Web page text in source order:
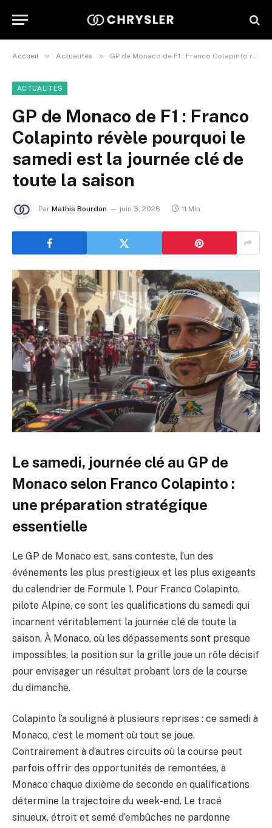
Accueil » Actualités » GP de Monaco de F1 : Franco Colapinto révèle pourquoi le samedi est la journée clé de toute la saison
ACTUALITÉS
GP de Monaco de F1 : Franco
Colapinto révèle pourquoi le
samedi est la journée clé de
toute la saison
Par Mathis Bourdon juin 3, 2026 11 Min
Le samedi, journée clé au GP de
Monaco selon Franco Colapinto :
une préparation stratégique
essentielle
Le GP de Monaco est, sans conteste, l’un des
événements les plus prestigieux et les plus exigeants
du calendrier de Formule 1. Pour Franco Colapinto,
pilote Alpine, ce sont les qualifications du samedi qui
incarnent véritablement la journée clé de toute la
saison. À Monaco, où les dépassements sont presque
impossibles, la position sur la grille joue un rôle décisif
pour envisager un résultat probant lors de la course
du dimanche.
Colapinto l’a souligné à plusieurs reprises : ce samedi à
Monaco, c’est le moment où tout se joue.
Contrairement à d’autres circuits où la course peut
parfois offrir des opportunités de remontées, à
Monaco chaque dixième de seconde en qualifications
détermine la trajectoire du week-end. Le tracé
sinueux, étroit et semé d’embûches ne pardonne